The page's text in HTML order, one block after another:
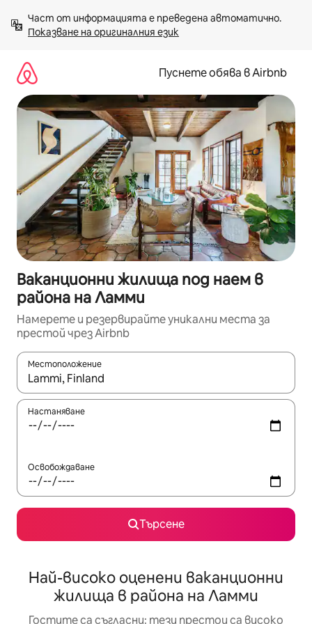
към
съдържанието
Показване на оригиналния език
Пуснете обява в Airbnb
Ваканционни жилища под наем в
района на Ламми
Намерете и резервирайте уникални места за
престой чрез Airbnb
Местоположение
Когато резултатите се покажат, използвайте
Настаняване
Освобождаване
Търсене
Най-високо оценени ваканционни
жилища в района на Ламми
Гостите са съгласни: тези престои са високо